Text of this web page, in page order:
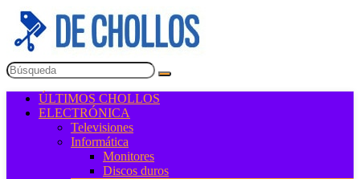
ÚLTIMOS CHOLLOS
ELECTRÓNICA
Televisiones
Informática
Monitores
Discos duros